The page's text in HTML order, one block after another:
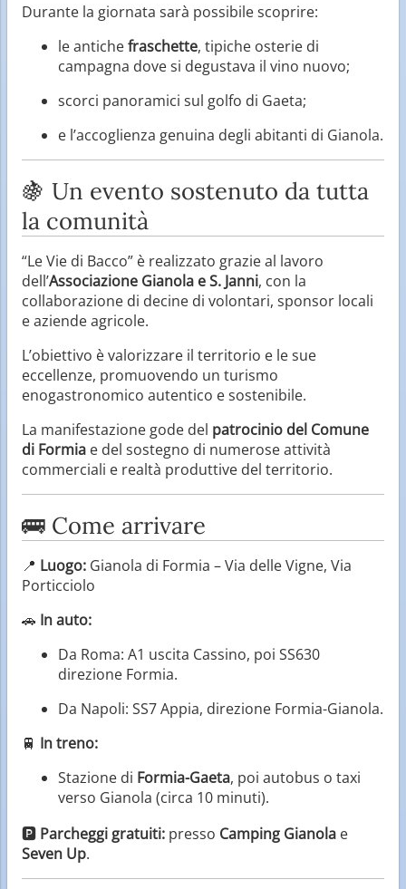
Durante la giornata sarà possibile scoprire:
le antichefraschette, tipiche osterie di
campagna dove si degustava il vino nuovo;
scorci panoramici sul golfo di Gaeta;
e l’accoglienza genuina degli abitanti di Gianola.
🍇 Un evento sostenuto da tutta
la comunità
“Le Vie di Bacco” è realizzato grazie al lavoro
dell’Associazione Gianola e S. Janni, con la
collaborazione di decine di volontari, sponsor locali
e aziende agricole.
L’obiettivo è valorizzare il territorio e le sue
eccellenze, promuovendo un turismo
enogastronomico autentico e sostenibile.
La manifestazione gode del patrocinio del Comune
di Formia e del sostegno di numerose attività
commerciali e realtà produttive del territorio.
🚌 Come arrivare
📍 Luogo: Gianola di Formia – Via delle Vigne, Via
Porticciolo
🚗 In auto:
Da Roma: A1 uscita Cassino, poi SS630
direzione Formia.
Da Napoli: SS7 Appia, direzione Formia-Gianola.
🚆 In treno:
Stazione di Formia-Gaeta, poi autobus o taxi
verso Gianola (circa 10 minuti).
🅿️ Parcheggi gratuiti: presso Camping Gianola e
Seven Up.